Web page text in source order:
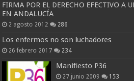
FIRMA POR EL DERECHO EFECTIVO A
EN ANDALUCÍA
2 agosto 2012 286
Los enfermos no son luchadores
26 febrero 2017 234
Manifiesto P36
27 junio 2009 153